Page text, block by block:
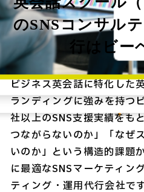
のSNSコンサル
行はビー
ビジネス英会話に特化した
ランディングに強みを持つ
社以上のSNS支援実績をも
つながらないのか」「なぜ
いのか」という構造的課題
に最適なSNSマーケティン
ティング・運用代行会社で